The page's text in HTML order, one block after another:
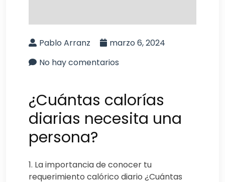
Pablo Arranz
marzo 6, 2024
No hay comentarios
¿Cuántas calorías
diarias necesita una
persona?
1. La importancia de conocer tu
requerimiento calórico diario ¿Cuántas